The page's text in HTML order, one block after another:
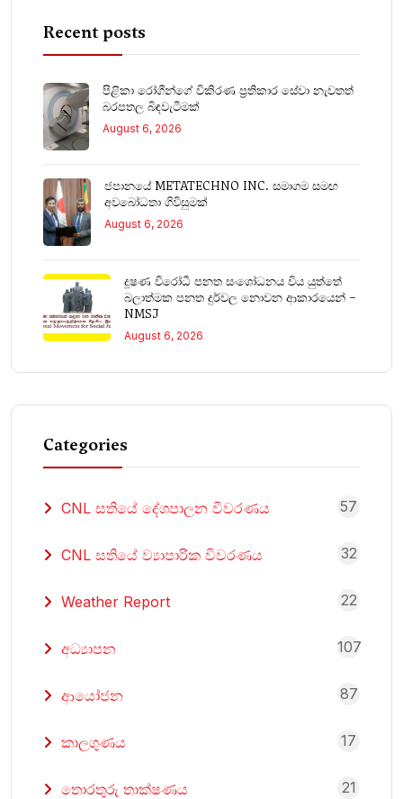
Recent posts
පිළිකා රෝගීන්ගේ විකිරණ ප්‍රතිකාර සේවා නැවතත්
බරපතල බිඳවැටීමක්
August 6, 2026
ජපානයේ METATECHNO INC. සමාගම සමඟ
අවබෝධතා ගිවිසුමක්
August 6, 2026
දූෂණ විරෝධී පනත සංශෝධනය විය යුත්තේ
බලාත්මක පනත දුර්වල නොවන ආකාරයෙන් –
NMSJ
August 6, 2026
Categories
CNL සතියේ දේශපාලන විවරණය 57
CNL සතියේ ව්‍යාපාරික විවරණය 32
Weather Report 22
අධ්‍යාපන 107
ආයෝජන 87
කාලගුණය 17
තොරතුරු තාක්ෂණය 21